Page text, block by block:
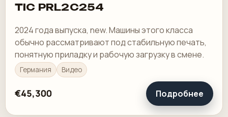
TIC PRL2C254
2024 года выпуска, new. Машины этого класса
обычно рассматривают под стабильную печать,
понятную приладку и рабочую загрузку в смене.
Германия Видео
€45,300 Подробнее